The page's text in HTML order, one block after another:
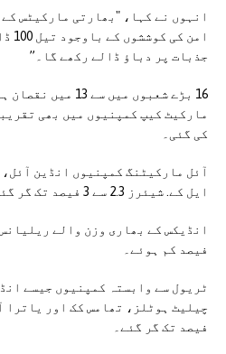
انہوں نے کہا، "بھارتی مارکیٹس کے
جذبات پر دباؤ ڈالے رکھے گا۔”
16 بڑے شعبوں میں
کی گئی۔
آئل مارکیٹنگ کمپنیوں انڈین
ایل کے. شیئرز 2.3 سے 3 فیصد تک گر گئے۔
فیصد کم ہوئے۔
ٹریول سے وابستہ کمپنیوں جیسے
فیصد تک گر گئے۔